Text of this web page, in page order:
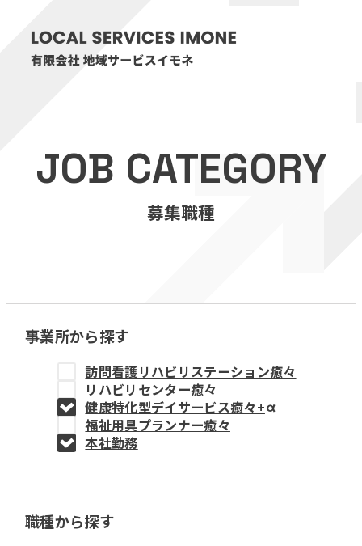
医療・介護事業
訪問看護リハビリステーション癒々
福祉用具プランナー癒々
教育事業
姫路中央こども園
姫路中央保育園
採用情報
JOB CATEGORY
募集職種
事業所から探す
訪問看護リハビリステーション癒々
リハビリセンター癒々
健康特化型デイサービス癒々+α
福祉用具プランナー癒々
本社勤務
職種から探す